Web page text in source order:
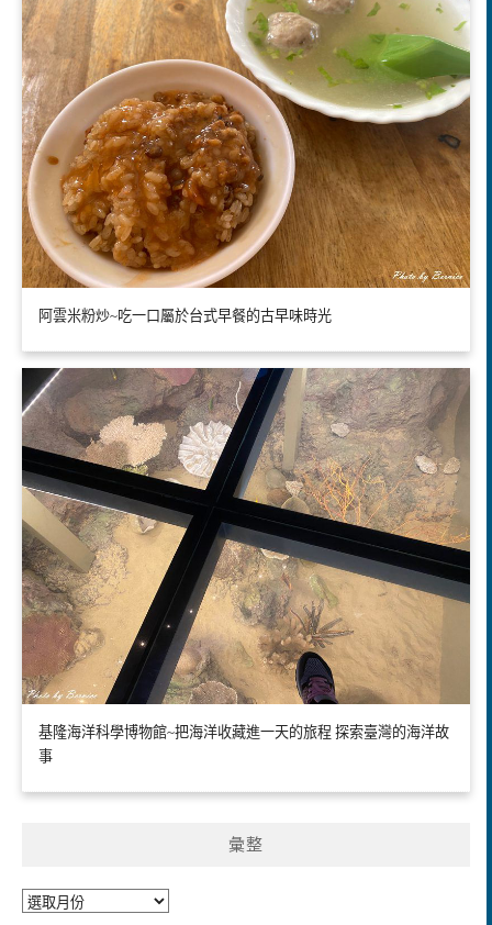
阿雲米粉炒~吃一口屬於台式早餐的古早味時光
基隆海洋科學博物館~把海洋收藏進一天的旅程 探索臺灣的海洋故
事
彙整
彙